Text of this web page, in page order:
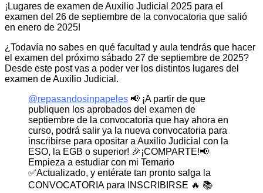
¡Lugares de examen de Auxilio Judicial 2025 para el
examen del 26 de septiembre de la convocatoria que salió
en enero de 2025!
¿Todavía no sabes en qué facultad y aula tendrás que hacer
el examen del próximo sábado 27 de septiembre de 2025?
Desde este post vas a poder ver los distintos lugares del
examen de Auxilio Judicial.
@repasandosinpapeles 📢 ¡A partir de que
publiquen los aprobados del examen de
septiembre de la convocatoria que hay ahora en
curso, podrá salir ya la nueva convocatoria para
inscribirse para opositar a Auxilio Judicial con la
ESO, la EGB o superior! 🎉¡COMPARTE!📢
Empieza a estudiar con mi Temario
✅Actualizado, y entérate tan pronto salga la
CONVOCATORIA para INSCRIBIRSE 🔥 📚